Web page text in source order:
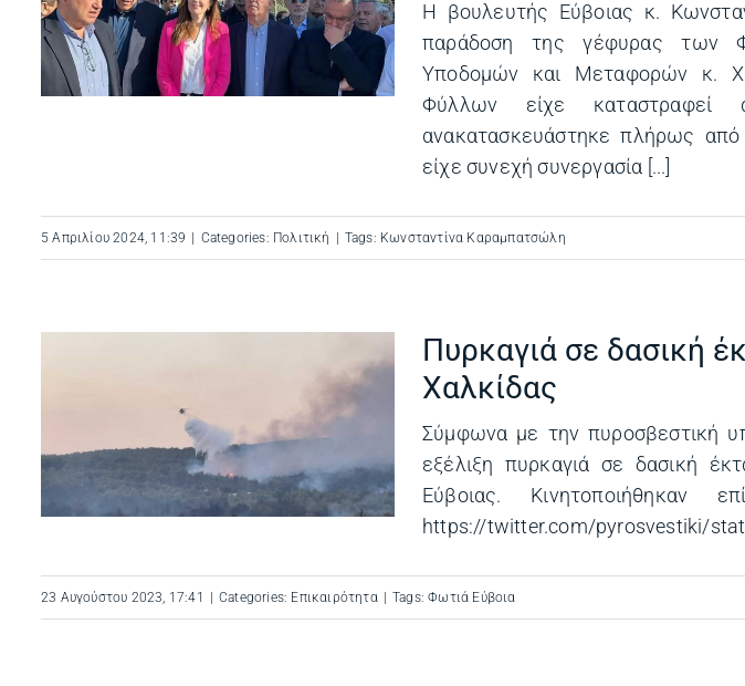
Η βουλευτής Εύβοιας κ.
παράδοση της γέφυρας των
Υποδομών και Μεταφορών κ.
Φύλλων είχε
ανακατασκευάστηκε πλήρως
είχε συνεχή συνεργασία [...]
5 Απριλίου 2024, 11:39 Categories: Πολιτική Tags: Κωνσταντίνα Καραμπατσώλη
Πυρκαγιά σε δασική
Χαλκίδας
Σύμφωνα με την πυροσβεστική
εξέλιξη πυρκαγιά σε δασική
Εύβοιας. Κινητοποιήθηκαν
https://twitter.com/pyrosvestiki/
23 Αυγούστου 2023, 17:41 Categories: Επικαιρότητα Tags:Φωτιά Εύβοια